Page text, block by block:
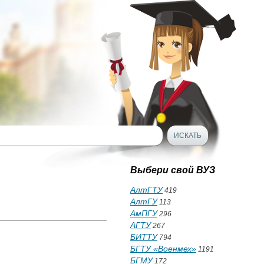
Выбери свой ВУЗ
АлтГТУ419
АлтГУ113
АмПГУ296
АГТУ267
БИТТУ794
БГТУ «Военмех» 1191
БГМУ172